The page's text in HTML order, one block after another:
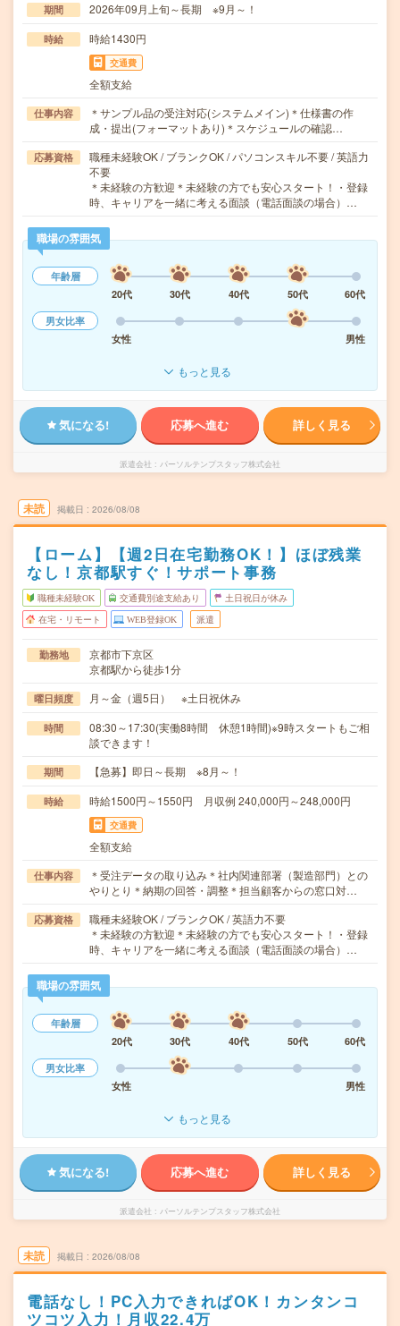
期間 2026年09月上旬～長期 ※9月～！
時給 時給1430円
交通費
全額支給
仕事内容
＊サンプル品の受注対応(システムメイン)＊仕様書の作
成・提出(フォーマットあり)＊スケジュールの確認…
応募資格
職種未経験OK / ブランクOK / パソコンスキル不要 / 英語力
不要
＊未経験の方歓迎＊未経験の方でも安心スタート！・登録
時、キャリアを一緒に考える面談（電話面談の場合）…
職場の雰囲気
年齢層
20代
30代 40代 50代
60代
男女比率
女性
男性
もっと見る
気になる! 応募へ進む 詳しく見る
派遣会社 パーソルテンプスタッフ株式会社
未読 掲載日 2026/08/08
【ローム】【週2日在宅勤務OK！】ほぼ残業
なし！京都駅すぐ！サポート事務
職種未経験OK 交通費別途支給あり 土日祝日が休み
在宅・リモート WEB登録OK 派遣
勤務地
京都市下京区
京都駅から徒歩1分
曜日頻度 月～金（週5日） ※土日祝休み
時間
08:30～17:30(実働8時間 休憩1時間)※9時スタートもご相
談できます！
期間 【急募】即日～長期 ※8月～！
時給 時給1500円～1550円 月収例 240,000円～248,000円
交通費
全額支給
仕事内容
＊受注データの取り込み＊社内関連部署（製造部門）との
やりとり＊納期の回答・調整＊担当顧客からの窓口対…
応募資格
職種未経験OK / ブランクOK / 英語力不要
＊未経験の方歓迎＊未経験の方でも安心スタート！・登録
時、キャリアを一緒に考える面談（電話面談の場合）…
職場の雰囲気
年齢層
20代
30代 40代 50代
60代
男女比率
女性
男性
もっと見る
気になる! 応募へ進む 詳しく見る
派遣会社 パーソルテンプスタッフ株式会社
未読 掲載日 2026/08/08
電話なし！PC入力できればOK！カンタンコ
ツコツ入力！月収22.4万